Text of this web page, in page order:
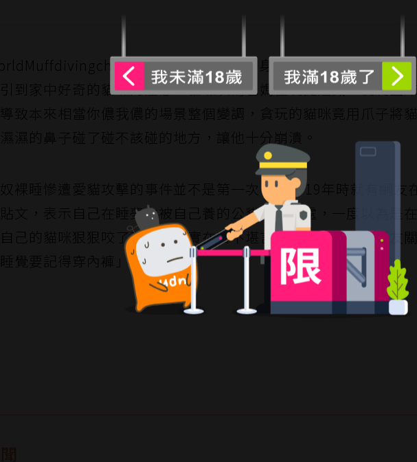
」則曝光更慘的自身經驗，指出自己跟妻
到家中好奇的貓咪的注意，貓咪以為爸媽在玩捉迷藏，便爬上
致本來相當你儂我儂的場景整個變調，貪玩的貓咪竟用爪子將
濕的鼻子碰了碰不該碰的地方，讓他十分崩潰。
裸睡慘遭愛貓攻擊的事件並不是第一次。在2019年時就有網友
文，表示自己在睡夢中被自己養的公貓舔私密處，一度以為是
己的貓咪狠狠咬了私密處，實在苦不堪言，同樣吸引不少網友關
覺要記得穿內褲」。